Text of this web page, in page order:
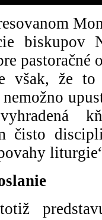
biskupov
však, že
čisto